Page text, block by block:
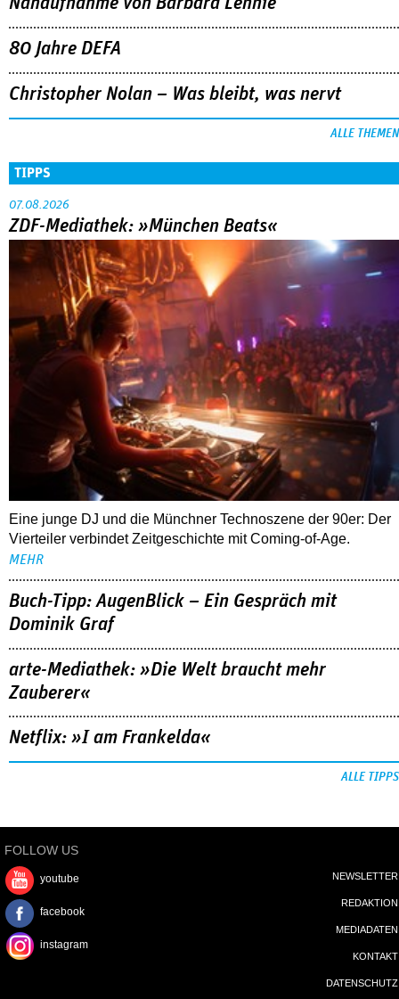
Nahaufnahme von Bárbara Lennie
80 Jahre DEFA
Christopher Nolan – Was bleibt, was nervt
ALLE THEMEN
TIPPS
07.08.2026
ZDF-Mediathek: »München Beats«
Eine junge DJ und die Münchner Technoszene der 90er: Der
Vierteiler verbindet Zeitgeschichte mit Coming-of-Age.
MEHR
Buch-Tipp: AugenBlick – Ein Gespräch mit
Dominik Graf
arte-Mediathek: »Die Welt braucht mehr
Zauberer«
Netflix: »I am Frankelda«
ALLE TIPPS
FOLLOW US
youtube
facebook
instagram
NEWSLETTER
REDAKTION
MEDIADATEN
KONTAKT
DATENSCHUTZ